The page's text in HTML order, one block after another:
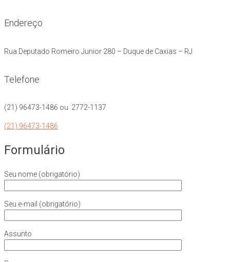
Endereço
Rua Deputado Romeiro Junior 280 – Duque de Caxias – RJ
Telefone
(21) 96473-1486 ou 2772-1137
(21) 96473-1486
Formulário
Seu nome (obrigatório)
Seu e-mail (obrigatório)
Assunto